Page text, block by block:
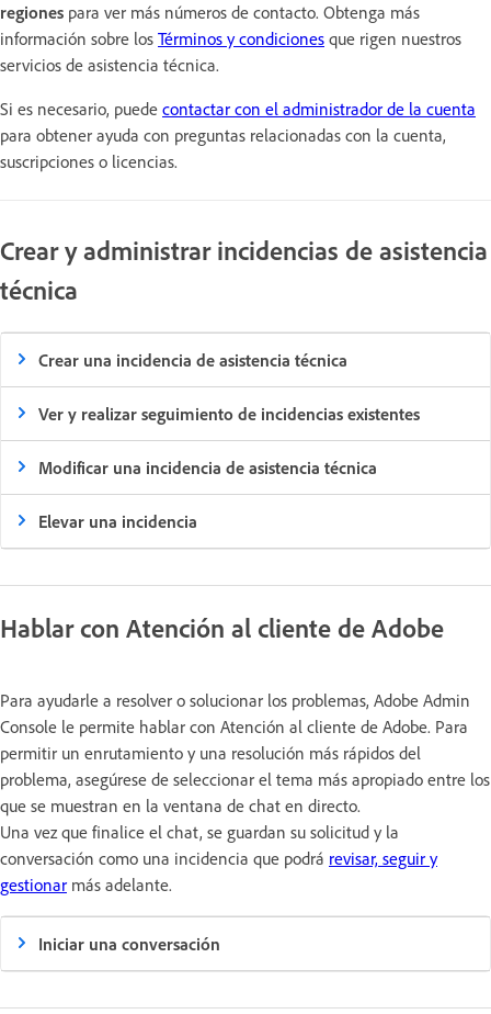
regiones para ver más números de contacto. Obtenga más
información sobre los Términos y condiciones que rigen nuestros
servicios de asistencia técnica.
Si es necesario, puede contactar con el administrador de la cuenta
para obtener ayuda con preguntas relacionadas con la cuenta,
suscripciones o licencias.
Crear y administrar incidencias de asistencia
técnica
Crear una incidencia de asistencia técnica
Ver y realizar seguimiento de incidencias existentes
Modificar una incidencia de asistencia técnica
Elevar una incidencia
Hablar con Atención al cliente de Adobe
Para ayudarle a resolver o solucionar los problemas, Adobe Admin
Console le permite hablar con Atención al cliente de Adobe. Para
permitir un enrutamiento y una resolución más rápidos del
problema, asegúrese de seleccionar el tema más apropiado entre los
que se muestran en la ventana de chat en directo.
Una vez que finalice el chat, se guardan su solicitud y la
conversación como una incidencia que podrá revisar, seguir y
gestionar más adelante.
Iniciar una conversación